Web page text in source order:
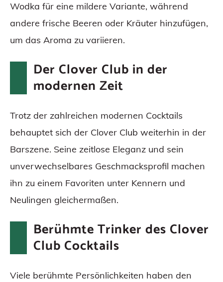
Wodka für eine mildere Variante, während
andere frische Beeren oder Kräuter hinzufügen,
um das Aroma zu variieren.
Der Clover Club in der
modernen Zeit
Trotz der zahlreichen modernen Cocktails
behauptet sich der Clover Club weiterhin in der
Barszene. Seine zeitlose Eleganz und sein
unverwechselbares Geschmacksprofil machen
ihn zu einem Favoriten unter Kennern und
Neulingen gleichermaßen.
Berühmte Trinker des Clover
Club Cocktails
Viele berühmte Persönlichkeiten haben den